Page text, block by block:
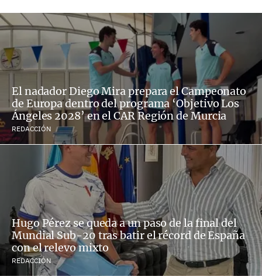
El nadador Diego Mira prepara el Campeonato
de Europa dentro del programa ‘Objetivo Los
Ángeles 2028’ en el CAR Región de Murcia
REDACCIÓN
Hugo Pérez se queda a un paso de la final del
Mundial Sub-20 tras batir el récord de España
con el relevo mixto
REDACCIÓN